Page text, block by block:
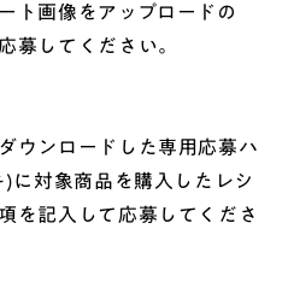
ト画像をアップロードの
募してください。
ウンロードした専用応募ハ
に対象商品を購入したレシ
を記入して応募してくださ